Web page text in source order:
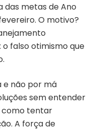
das metas de Ano
O motivo?
falso otimismo que
e não por má
sem entender
como tentar
A força de